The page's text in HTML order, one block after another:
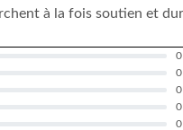
à la fois soutien et
0
0
0
0
0